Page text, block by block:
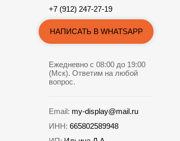
+7 (912) 247-27-19
НАПИСАТЬ В WHATSAPP
Ежедневно с 08:00 до 19:00
(Мск). Ответим на любой
вопрос.
Email: my-display@mail.ru
ИНН: 665802589948